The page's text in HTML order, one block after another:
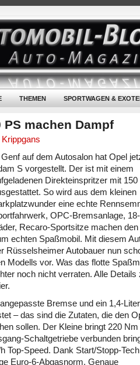
THEMEN SPORTWAGEN &
PS machen Dampf
Genf auf dem Autosalon hat Opel
S vorgestellt. Der ist mit einem
Direkteinspritzer mit 150
So wird aus dem kleinen
eine echte
OPC-Bremsanlage,
Recaro-Sportsitze machen den
echten Spaßmobil. Mit diesem
Rüsselsheimer Autobauer nun
Modells vor. Was das flotte
noch nicht verraten. Alle Details
Bremse und ein 1,4-
– das sind die Zutaten, die den
sollen. Der Kleine bringt 220 Nm
Schaltgetriebe verbunden
Top-Speed. Dank Start/Stopp-
Euro-6-Abgasnorm. Genaue